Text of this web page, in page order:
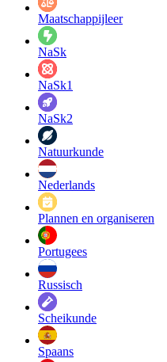
Maatschappijleer
NaSk
NaSk1
NaSk2
Natuurkunde
Nederlands
Plannen en organiseren
Portugees
Russisch
Scheikunde
Spaans